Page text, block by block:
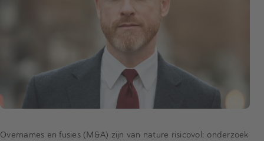
Overnames en fusies (M&A) zijn van nature risicovol: onderzoek